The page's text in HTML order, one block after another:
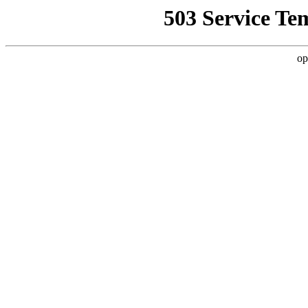
503 Service